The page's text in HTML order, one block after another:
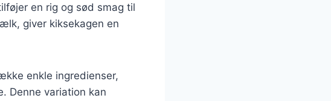
en rig og sød smag til
giver kiksekagen en
enkle ingredienser,
Denne variation kan